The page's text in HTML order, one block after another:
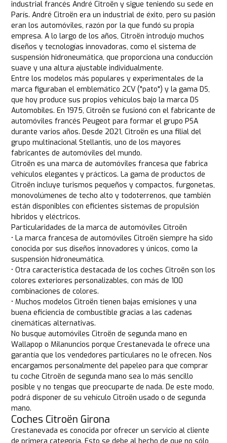
industrial francés André Citroën y sigue teniendo su sede en
París. André Citroën era un industrial de éxito, pero su pasión
eran los automóviles, razón por la que fundó su propia
empresa. A lo largo de los años, Citroën introdujo muchos
diseños y tecnologías innovadoras, como el sistema de
suspensión hidroneumática, que proporciona una conducción
suave y una altura ajustable individualmente.
Entre los modelos más populares y experimentales de la
marca figuraban el emblemático 2CV ("pato") y la gama DS,
que hoy produce sus propios vehículos bajo la marca DS
Automobiles. En 1975, Citroën se fusionó con el fabricante de
automóviles francés Peugeot para formar el grupo PSA
durante varios años. Desde 2021, Citroën es una filial del
grupo multinacional Stellantis, uno de los mayores
fabricantes de automóviles del mundo.
Citroën es una marca de automóviles francesa que fabrica
vehículos elegantes y prácticos. La gama de productos de
Citroën incluye turismos pequeños y compactos, furgonetas,
monovolúmenes de techo alto y todoterrenos, que también
están disponibles con eficientes sistemas de propulsión
híbridos y eléctricos.
Particularidades de la marca de automóviles Citroën
• La marca francesa de automóviles Citroën siempre ha sido
conocida por sus diseños innovadores y únicos, como la
suspensión hidroneumática.
• Otra característica destacada de los coches Citroën son los
colores exteriores personalizables, con más de 100
combinaciones de colores.
• Muchos modelos Citroën tienen bajas emisiones y una
buena eficiencia de combustible gracias a las cadenas
cinemáticas alternativas.
No busque automóviles Citroën de segunda mano en
Wallapop o Milanuncios porque Crestanevada le ofrece una
garantía que los vendedores particulares no le ofrecen. Nos
encargamos personalmente del papeleo para que comprar
tu coche Citroën de segunda mano sea lo más sencillo
posible y no tengas que preocuparte de nada. De este modo,
podrá disponer de su vehículo Citroën usado o de segunda
mano.
Coches Citroën Girona
Crestanevada es conocida por ofrecer un servicio al cliente